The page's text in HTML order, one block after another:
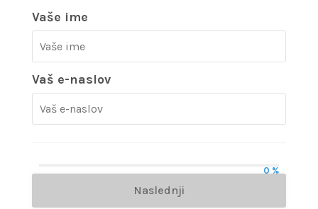
Vaše ime
Vaš e-naslov
0 %
Naslednji